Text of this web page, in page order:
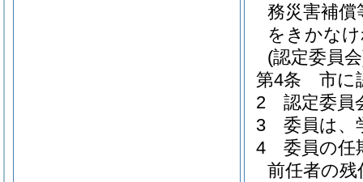
務災害補償
をきかな
(認定委員
第4条
市に
2
認定委員
3
委員は、
4
委員の任
前任者の